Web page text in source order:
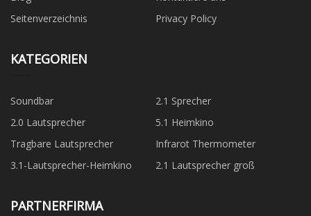
Seitenverzeichnis
Privacy Policy
KATEGORIEN
Soundbar
2.1 Sprecher
2.0 Lautsprecher
5.1 Heimkino
Tragbare Lautsprecher
Infrarot Thermometer
3.1-Lautsprecher-Heimkino
2.1 Lautsprecher groß
PARTNERFIRMA